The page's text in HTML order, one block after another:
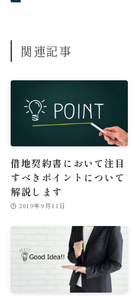
関連記事
借地契約書において注目
すべきポイントについて
解説します
2019年9月11日